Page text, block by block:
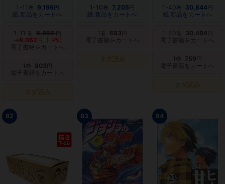
1-11 巻 9,196 円
紙 新品をカートへ
1-11 8,866円
8,062 円
(-9%)
電子書籍をカートへ
1 803
電子書籍をカートへ
タダ読み
1-10巻 7,205 円
紙 新品をカートへ
1 693
電子書籍をカートへ
タダ読み
1-40巻 30,844 円
紙 新品をカートへ
1-40 30,404
電子書籍をカートへ
1 759
電子書籍をカートへ
タダ読み
82 83 84